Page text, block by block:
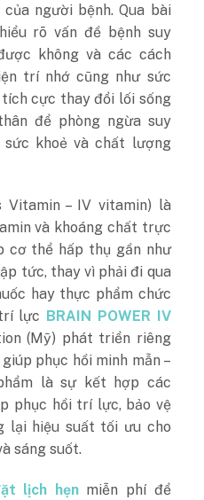
người bệnh. Qua bài
rõ vấn đề bệnh suy
không và các cách
trí nhớ cũng như sức
tích cực thay đổi lối sống
để phòng ngừa suy
khoẻ và chất lượng
Vitamin – IV vitamin) là
và khoáng chất trực
cơ thể hấp thụ gần như
tức, thay vì phải đi qua
hay thực phẩm chức
lực BRAIN POWER IV
(Mỹ) phát triển riêng
phục hồi minh mẫn –
là sự kết hợp các
phục hồi trí lực, bảo vệ
lại hiệu suất tối ưu cho
sáng suốt.
lịch hẹnmiễn phí để